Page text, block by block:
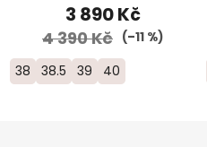
3 890 Kč
4 390 Kč (–11 %)
38 38.5 39 40